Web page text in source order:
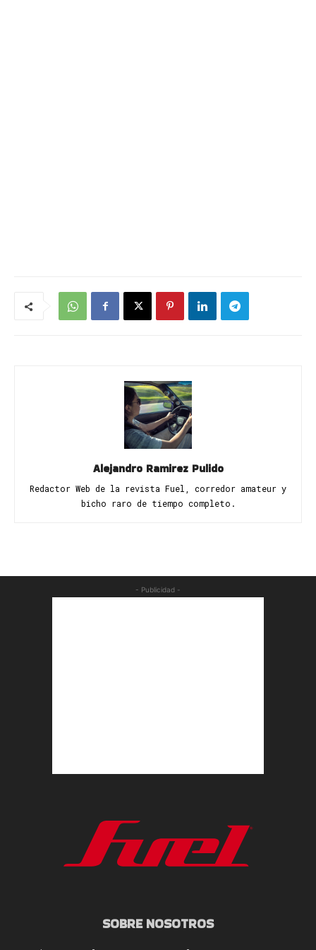
Alejandro Ramirez Pulido
Redactor Web de la revista Fuel, corredor amateur y
bicho raro de tiempo completo.
- Publicidad -
SOBRE NOSOTROS